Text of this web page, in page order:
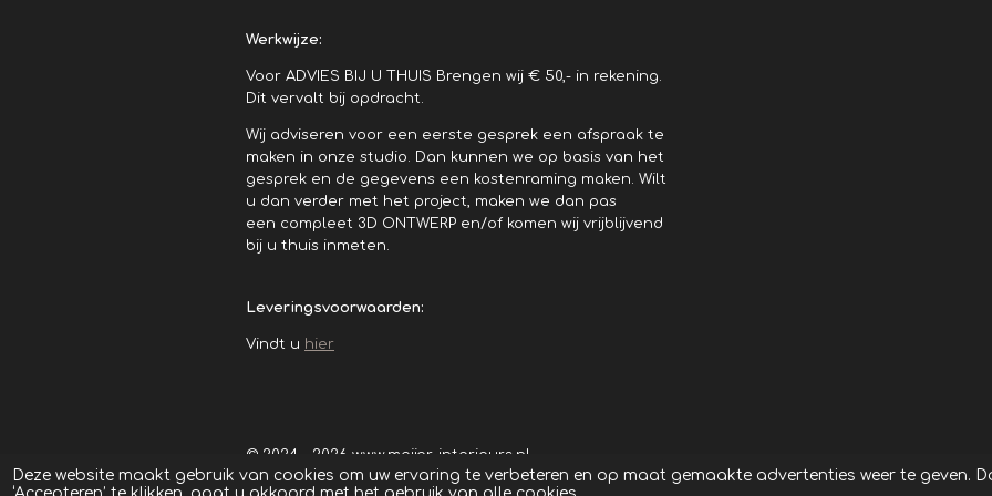
Deze website maakt gebruik van cookies om uw ervaring te verbeteren en op maat gemaakte advertenties weer te geven.
Werkwijze:
Voor ADVIES BIJ U THUIS Brengen wij € 50,- in rekening.
Dit vervalt bij opdracht.
Wij adviseren voor een eerste gesprek een afspraak te
maken in onze studio. Dan kunnen we op basis van het
gesprek en de gegevens een kostenraming maken. Wilt
u dan verder met het project, maken we dan pas
een compleet 3D ONTWERP en/of komen wij vrijblijvend
bij u thuis inmeten.
Leveringsvoorwaarden:
Vindt u hier
© 2024 - 2026 www.meijer-interieurs.nl